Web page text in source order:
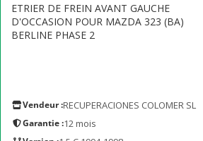
ETRIER DE FREIN AVANT GAUCHE
D'OCCASION POUR MAZDA 323 (BA)
BERLINE PHASE 2
Vendeur :RECUPERACIONES COLOMER SL
Garantie :12 mois